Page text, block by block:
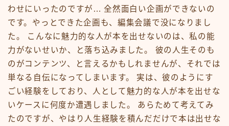
わせにいったのですが… 全然面白い企画ができないの
です。やっとできた企画も、編集会議で没になりまし
た。 こんなに魅力的な人が本を出せないのは、私の能
力がないせいか、と落ち込みました。 彼の人生そのも
のがコンテンツ、と言えるかもしれませんが、それでは
単なる自伝になってしまいます。 実は、彼のようにす
ごい経験をしており、人として魅力的な人が本を出せな
いケースに何度か遭遇しました。 あらためて考えてみ
たのですが、やはり人生経験を積んだだけで本は出せな